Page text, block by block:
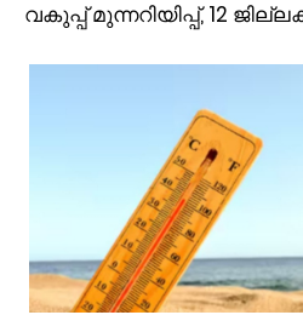
വകുപ്പ് മുന്നറിയിപ്പ്, 12